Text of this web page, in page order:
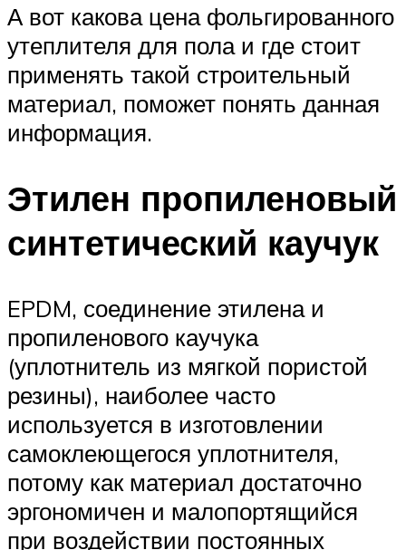
А вот какова цена фольгированного
утеплителя для пола и где стоит
применять такой строительный
материал, поможет понять данная
информация.
Этилен пропиленовый
синтетический каучук
EPDM, соединение этилена и
пропиленового каучука
(уплотнитель из мягкой пористой
резины), наиболее часто
используется в изготовлении
самоклеющегося уплотнителя,
потому как материал достаточно
эргономичен и малопортящийся
при воздействии постоянных